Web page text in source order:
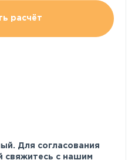
расчёт
Для согласования
свяжитесь с нашим